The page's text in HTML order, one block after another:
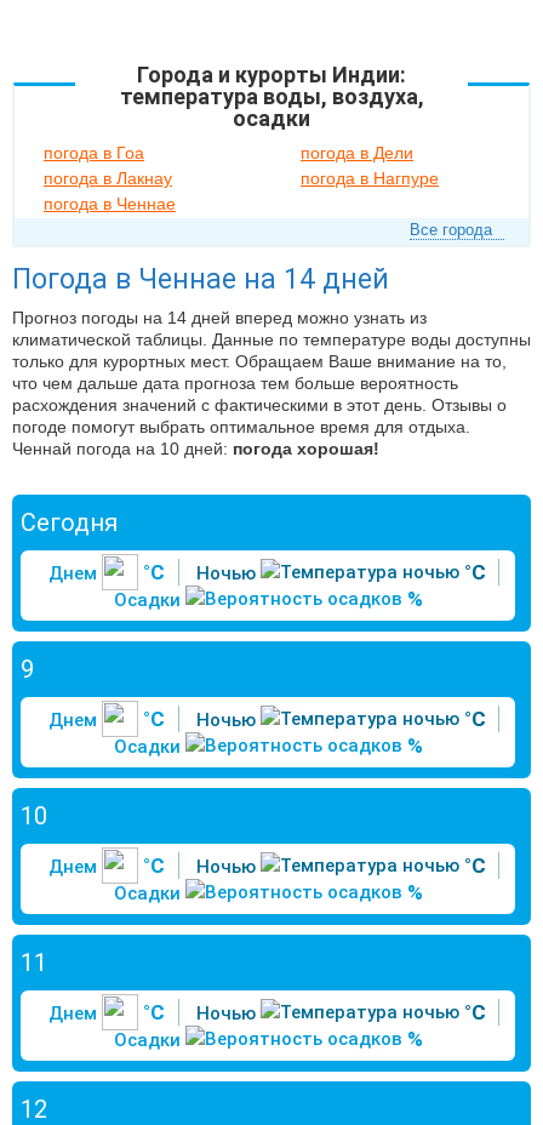
Города и курорты Индии:
температура воды, воздуха,
осадки
погода в Гоа
погода в Дели
погода в Лакнау
погода в Нагпуре
погода в Ченнае
Все города
Погода в Ченнае на 14 дней
Прогноз погоды на 14 дней вперед можно узнать из
климатической таблицы. Данные по температуре воды доступны
только для курортных мест. Обращаем Ваше внимание на то,
что чем дальше дата прогноза тем больше вероятность
расхождения значений с фактическими в этот день. Отзывы о
погоде помогут выбрать оптимальное время для отдыха.
Ченнай погода на 10 дней: погода хорошая!
Сегодня
Днем °C Ночью °C
Осадки %
9
Днем °C Ночью °C
Осадки %
10
Днем °C Ночью °C
Осадки %
11
Днем °C Ночью °C
Осадки %
12